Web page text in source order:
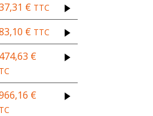
€ TTC
€ TTC
€
€